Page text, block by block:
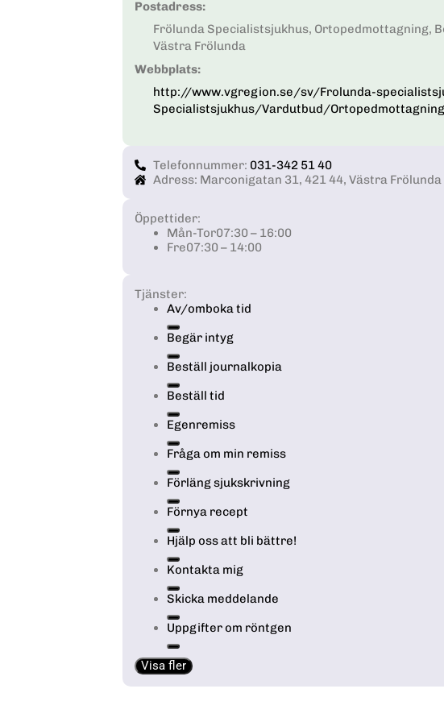
Postadress:
Frölunda Specialistsjukhus, Ortopedmottagning,
Västra Frölunda
Webbplats:
http://www.vgregion.se/sv/Frolunda-
Specialistsjukhus/Vardutbud/
Telefonnummer: 031-342 51 40
Adress: Marconigatan 31, 421 44, Västra Frölunda
Öppettider:
Mån-Tor07:30 – 16:00
Fre07:30 – 14:00
Tjänster:
Av/omboka tid
Begär intyg
Beställ journalkopia
Beställ tid
Egenremiss
Fråga om min remiss
Förläng sjukskrivning
Förnya recept
Hjälp oss att bli bättre!
Kontakta mig
Skicka meddelande
Uppgifter om röntgen
Visa fler